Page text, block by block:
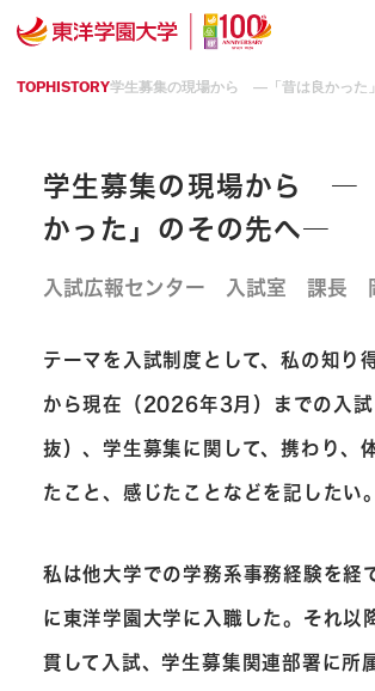
TOPHISTORY学生募集の現場から ―「昔は良かった
学生募集の現場から ―
かった」のその先へ―
入試広報センター 入試室 課長
テーマを入試制度として、私の知り
から現在（2026年3月）までの入試
抜）、学生募集に関して、携わり、
たこと、感じたことなどを記したい。
私は他大学での学務系事務経験を
に東洋学園大学に入職した。それ以
貫して入試、学生募集関連部署に所